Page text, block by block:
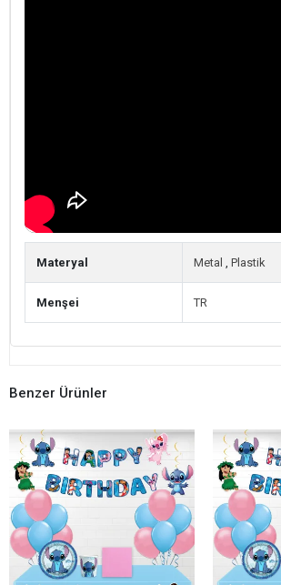
Materyal Metal , Plastik
Menşei TR
Benzer Ürünler